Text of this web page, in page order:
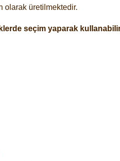
olarak üretilmektedir.
seçim yaparak